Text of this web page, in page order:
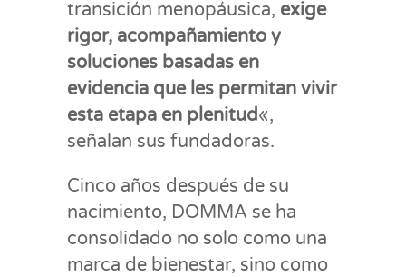
transición menopáusica, exige
rigor, acompañamiento y
soluciones basadas en
evidencia que les permitan vivir
esta etapa en plenitud«,
señalan sus fundadoras.
Cinco años después de su
nacimiento, DOMMA se ha
consolidado no solo como una
marca de bienestar, sino como